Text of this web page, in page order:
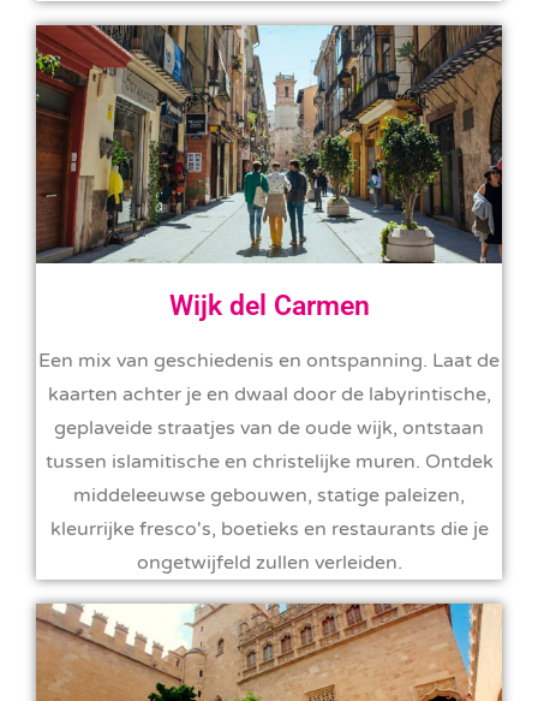
Wijk del Carmen
Een mix van geschiedenis en ontspanning. Laat de
kaarten achter je en dwaal door de labyrintische,
geplaveide straatjes van de oude wijk, ontstaan
tussen islamitische en christelijke muren. Ontdek
middeleeuwse gebouwen, statige paleizen,
kleurrijke fresco's, boetieks en restaurants die je
ongetwijfeld zullen verleiden.